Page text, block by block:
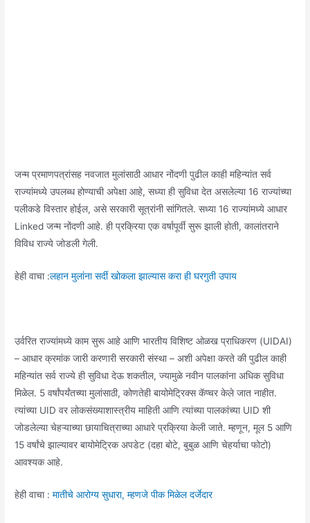
जन्म प्रमाणपत्रांसह नवजात मुलांसाठी आधार नोंदणी पुढील काही महिन्यांत सर्व
राज्यांमध्ये उपलब्ध होण्याची अपेक्षा आहे, सध्या ही सुविधा देत असलेल्या 16 राज्यांच्या
पलीकडे विस्तार होईल, असे सरकारी सूत्रांनी सांगितले. सध्या 16 राज्यांमध्ये आधार
Linked जन्म नोंदणी आहे. ही प्रक्रिया एक वर्षापूर्वी सुरू झाली होती, कालांतराने
विविध राज्ये जोडली गेली.
हेही वाचा :लहान मुलांना सर्दी खोकला झाल्यास करा ही घरगुती उपाय
उर्वरित राज्यांमध्ये काम सुरू आहे आणि भारतीय विशिष्ट ओळख प्राधिकरण (UIDAI)
– आधार क्रमांक जारी करणारी सरकारी संस्था – अशी अपेक्षा करते की पुढील काही
महिन्यांत सर्व राज्ये ही सुविधा देऊ शकतील, ज्यामुळे नवीन पालकांना अधिक सुविधा
मिळेल. 5 वर्षांपर्यंतच्या मुलांसाठी, कोणतेही बायोमेट्रिक्स कॅप्चर केले जात नाहीत.
त्यांच्या UID वर लोकसंख्याशास्त्रीय माहिती आणि त्यांच्या पालकांच्या UID शी
जोडलेल्या चेहऱ्याच्या छायाचित्राच्या आधारे प्रक्रिया केली जाते. म्हणून, मूल 5 आणि
15 वर्षांचे झाल्यावर बायोमेट्रिक अपडेट (दहा बोटे, बुबुळ आणि चेहर्याचा फोटो)
आवश्यक आहे.
हेही वाचा :मातीचे आरोग्य सुधारा, म्हणजे पीक मिळेल दर्जेदार